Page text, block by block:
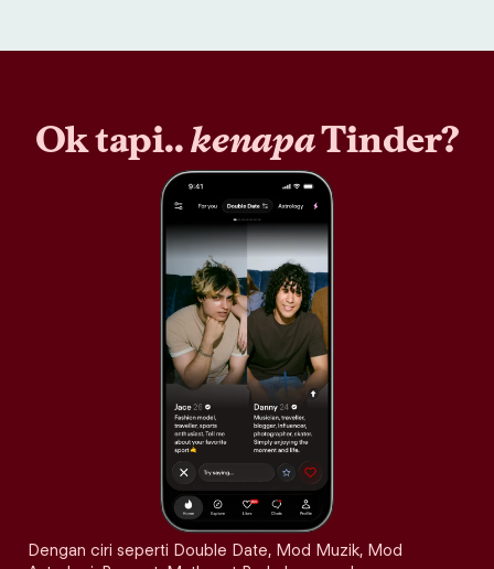
Ok tapi..kenapaTinder?
Dengan ciri seperti Double Date, Mod Muzik, Mod